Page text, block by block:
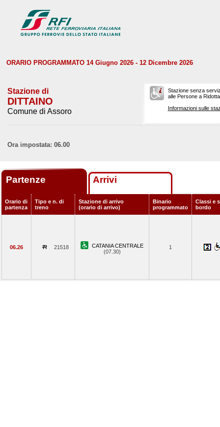
ORARIO PROGRAMMATO 14 Giugno 2026 - 12 Dicembre 2026
Stazione di
DITTAINO
Comune di Assoro
Stazione senza
alle Persone a
Informazioni sulle
Ora impostata: 06.00
Partenze Arrivi
Orario di
partenza
Tipo e n. di
treno
Stazione di arrivo
(orario di arrivo)
Binario
programmato
Classi e
bordo
06.26 21518
CATANIA CENTRALE
(07.30)
1